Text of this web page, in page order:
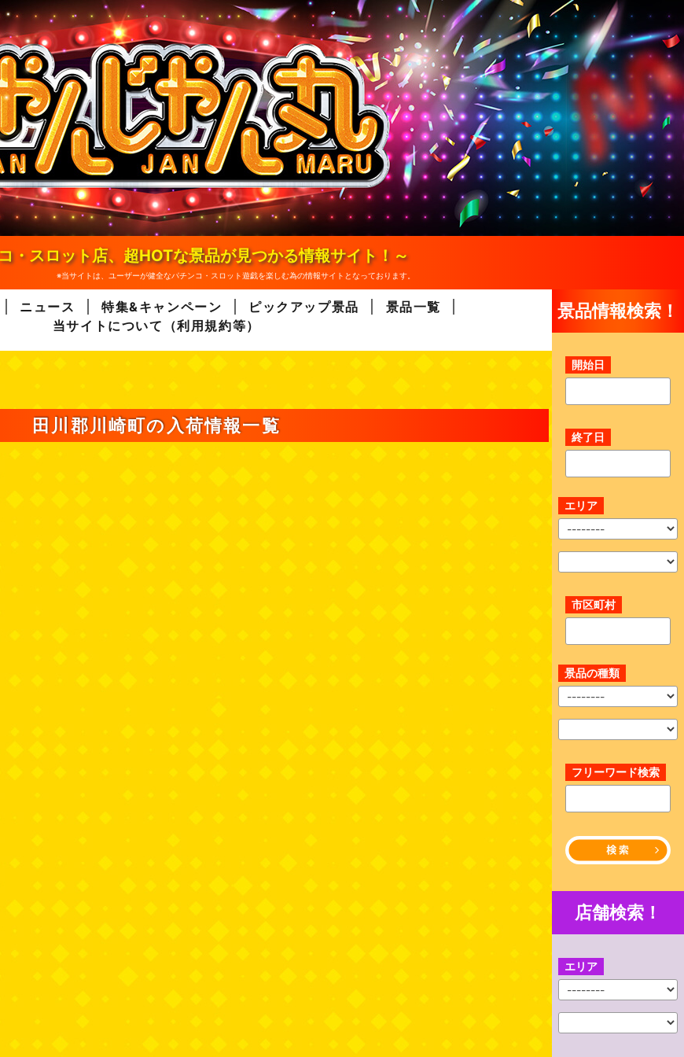
・スロット店、超HOTな景品が見つかる情報サイト！～
※当サイトは、ユーザーが健全なパチンコ・スロット遊戯を楽しむ為の情報サイトとなっております。
ニュース 特集&キャンペーン ピックアップ景品
景品一覧
当サイトについて（利用規約等）
田川郡川崎町の入荷情報一覧
景品情報検索！
開始日
終了日
エリア
市区町村
景品の種類
フリーワード検索
店舗検索！
エリア